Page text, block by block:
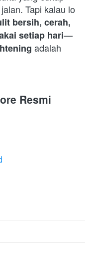
Tapi kalau lo
bersih, cerah,
setiap hari—
adalah
Resmi